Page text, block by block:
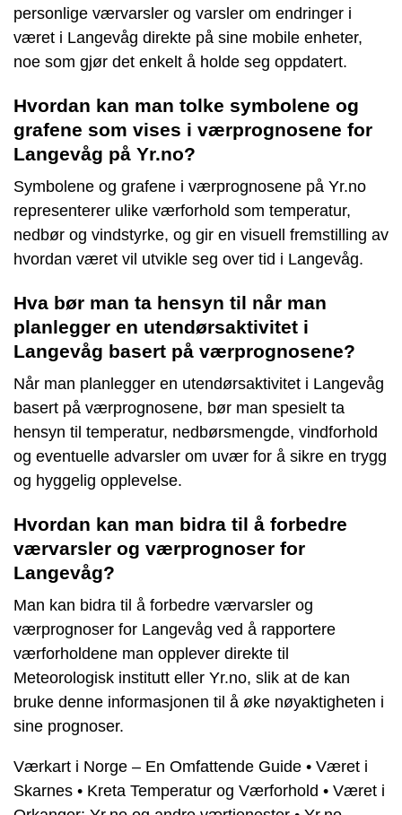
personlige værvarsler og varsler om endringer i
været i Langevåg direkte på sine mobile enheter,
noe som gjør det enkelt å holde seg oppdatert.
Hvordan kan man tolke symbolene og
grafene som vises i værprognosene for
Langevåg på Yr.no?
Symbolene og grafene i værprognosene på Yr.no
representerer ulike værforhold som temperatur,
nedbør og vindstyrke, og gir en visuell fremstilling av
hvordan været vil utvikle seg over tid i Langevåg.
Hva bør man ta hensyn til når man
planlegger en utendørsaktivitet i
Langevåg basert på værprognosene?
Når man planlegger en utendørsaktivitet i Langevåg
basert på værprognosene, bør man spesielt ta
hensyn til temperatur, nedbørsmengde, vindforhold
og eventuelle advarsler om uvær for å sikre en trygg
og hyggelig opplevelse.
Hvordan kan man bidra til å forbedre
værvarsler og værprognoser for
Langevåg?
Man kan bidra til å forbedre værvarsler og
værprognoser for Langevåg ved å rapportere
værforholdene man opplever direkte til
Meteorologisk institutt eller Yr.no, slik at de kan
bruke denne informasjonen til å øke nøyaktigheten i
sine prognoser.
Værkart i Norge – En Omfattende Guide • Været i
Skarnes • Kreta Temperatur og Værforhold • Været i